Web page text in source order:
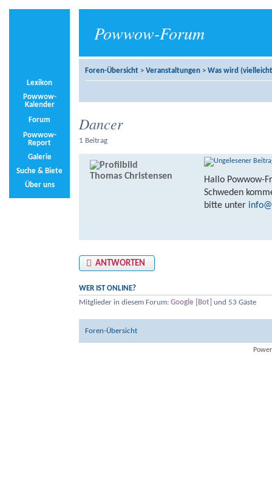
Powwow-Forum
Lexikon
Powwow-
Kalender
Forum
Powwow-
Report
Galerie
Suche & Biete
Über uns
Foren-Übersicht > Veranstaltungen > Was wird
Dancer
1 Beitrag
Hallo Powwow-
Schweden
bitte unter
Thomas Christensen
ANTWORTEN
WER IST ONLINE?
Mitglieder in diesem Forum: Google [Bot] und 53 Gäste
Foren-Übersicht